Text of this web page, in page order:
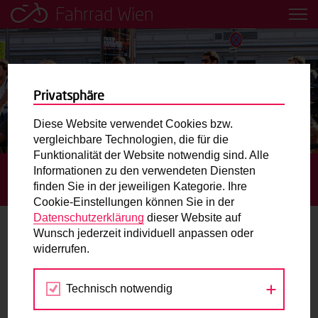
Fahrrad Wien
Leih dir einfach ein Transportfahrrad in deiner Nähe aus!
Mobilitätsbildung für Kinder und
Jugendliche
Radweg-Projektkarte
Routenplaner
Mit dem Fahrrad in Wien unterwegs? Hier finden Sie die
beste Route.
Wunschbox
Sie haben ein Anliegen zum Radverkehr? Schreiben Sie
STARTSEITE BLOG
REKORD: NOCH NIE SO VIEL
RADVERKEHR GEMESSEN WIE IM JAHR 2014
Rekord: Noch nie so viel Radverkehr
gemessen wie im Jahr 2014
Privatsphäre
Diese Website verwendet Cookies bzw.
vergleichbare Technologien, die für die
Funktionalität der Website notwendig sind. Alle
Informationen zu den verwendeten Diensten
finden Sie in der jeweiligen Kategorie. Ihre
Cookie-Einstellungen können Sie in der
Datenschutzerklärung dieser Website auf
Wunsch jederzeit individuell anpassen oder
widerrufen.
Technisch notwendig